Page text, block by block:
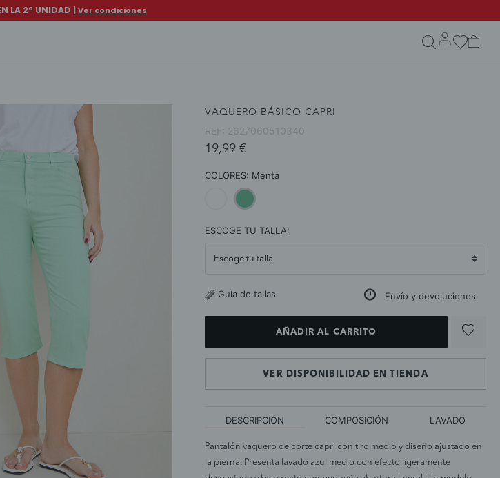
VAQUERO BÁSICO CAPRI
REF: 2627060510340
19,99 €
COLORES: Menta
ESCOGE TU TALLA:
Guía de tallas Envío y devoluciones
AÑADIR AL CARRITO
VER DISPONIBILIDAD EN TIENDA
DESCRIPCIÓN COMPOSICIÓN LAVADO
Pantalón vaquero de corte capri con tiro medio y diseño ajustado en
la pierna. Presenta lavado azul medio con efecto ligeramente